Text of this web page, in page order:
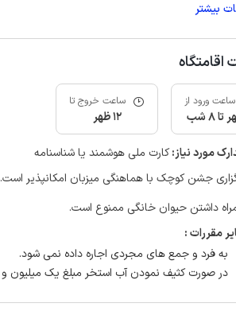
بیشتر
اقامتگاه
ساعت ورود از ساعت خروج تا
12 ظهر
مورد نیاز:کارت ملی هوشمند یا شناسنامه
جشن کوچک با هماهنگی میزبان امکانپذیر است.
داشتن حیوان خانگی ممنوع است.
مقررات :
به فرد و جمع های مجردی اجاره داده نمی شود.
در صورت کثیف نمودن آب استخر مبلغ یک میلیون و ۵۰۰ هزار تومان دریافت میگردد.